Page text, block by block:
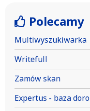
Polecamy
Multiwyszukiwarka
Writefull
Zamów skan
Expertus - baza